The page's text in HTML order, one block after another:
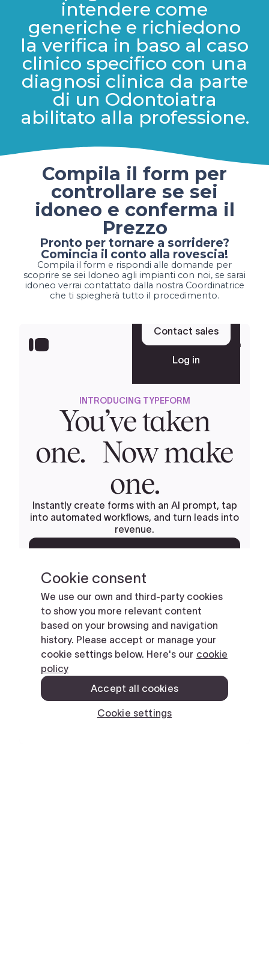
intendere come
generiche e richiedono
la verifica in baso al caso
clinico specifico con una
diagnosi clinica da parte
di un Odontoiatra
abilitato alla professione.
Compila il form per
controllare se sei
idoneo e conferma il
Prezzo
Pronto per tornare a sorridere?
Comincia il conto alla rovescia!
Compila il form e rispondi alle domande per
scoprire se sei Idoneo agli impianti con noi, se sarai
idoneo verrai contattato dalla nostra Coordinatrice
che ti spiegherà tutto il procedimento.